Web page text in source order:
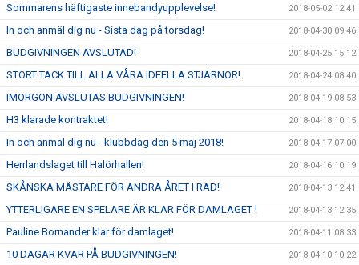
Sommarens häftigaste innebandyupplevelse! 2018-05-02 12:41
In och anmäl dig nu - Sista dag på torsdag! 2018-04-30 09:46
BUDGIVNINGEN AVSLUTAD! 2018-04-25 15:12
STORT TACK TILL ALLA VÅRA IDEELLA STJÄRNOR! 2018-04-24 08:40
IMORGON AVSLUTAS BUDGIVNINGEN! 2018-04-19 08:53
H3 klarade kontraktet! 2018-04-18 10:15
In och anmäl dig nu - klubbdag den 5 maj 2018! 2018-04-17 07:00
Herrlandslaget till Halörhallen! 2018-04-16 10:19
SKÅNSKA MÄSTARE FÖR ANDRA ÅRET I RAD! 2018-04-13 12:41
YTTERLIGARE EN SPELARE ÄR KLAR FÖR DAMLAGET ! 2018-04-13 12:35
Pauline Bornander klar för damlaget! 2018-04-11 08:33
10 DAGAR KVAR PÅ BUDGIVNINGEN! 2018-04-10 10:22